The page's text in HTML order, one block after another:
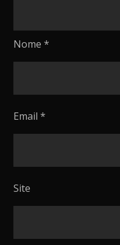
Nome*
Email*
Site